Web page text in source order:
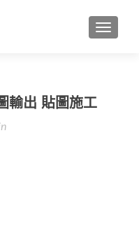
輸出 貼圖施工